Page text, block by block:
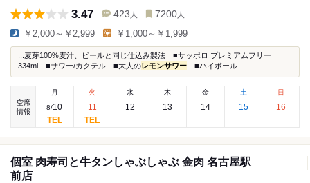
3.47 423 人 7200 人
￥2,000～￥2,999 ￥1,000～￥1,999
...麦芽100%麦汁、ビールと同じ仕込み製法 ■サッポロ プレミアムフリー
334ml ■サワー/カクテル ■大人の レモンサワー ■ハイボール...
空席
情報
月
8/10
火
11
水
12
木
13
金
14
土
15
日
16
個室 肉寿司と牛タンしゃぶしゃぶ 金肉 名古屋駅
前店